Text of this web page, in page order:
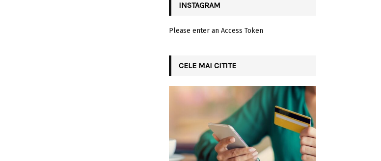
INSTAGRAM
Please enter an Access Token
CELE MAI CITITE